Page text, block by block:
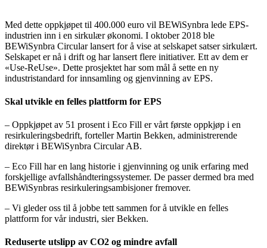
Med dette oppkjøpet til 400.000 euro vil BEWiSynbra lede EPS-
industrien inn i en sirkulær økonomi. I oktober 2018 ble
BEWiSynbra Circular lansert for å vise at selskapet satser sirkulært.
Selskapet er nå i drift og har lansert flere initiativer. Ett av dem er
«Use-ReUse». Dette prosjektet har som mål å sette en ny
industristandard for innsamling og gjenvinning av EPS.
Skal utvikle en felles plattform for EPS
– Oppkjøpet av 51 prosent i Eco Fill er vårt første oppkjøp i en
resirkuleringsbedrift, forteller Martin Bekken, administrerende
direktør i BEWiSynbra Circular AB.
– Eco Fill har en lang historie i gjenvinning og unik erfaring med
forskjellige avfallshåndteringssystemer. De passer dermed bra med
BEWiSynbras resirkuleringsambisjoner fremover.
– Vi gleder oss til å jobbe tett sammen for å utvikle en felles
plattform for vår industri, sier Bekken.
Reduserte utslipp av CO2 og mindre avfall